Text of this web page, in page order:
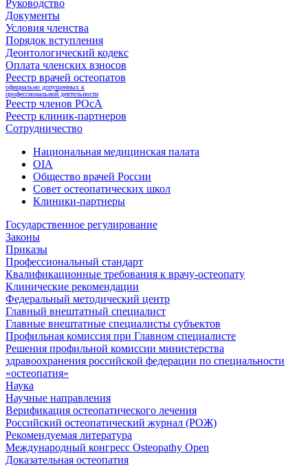
Руководство
Документы
Условия членства
Порядок вступления
Деонтологический кодекс
Оплата членских взносов
Реестр врачей остеопатов
официально допущенных к
профессиональной деятельности
Реестр членов РОсА
Реестр клиник-партнеров
Сотрудничество
Национальная медицинская палата
OIA
Общество врачей России
Совет остеопатических школ
Клиники-партнеры
Государственное регулирование
Законы
Приказы
Профессиональный стандарт
Квалификационные требования к врачу-остеопату
Клинические рекомендации
Федеральный методический центр
Главный внештатный специалист
Главные внештатные специалисты субъектов
Профильная комиссия при Главном специалисте
Решения профильной комиссии министерства
здравоохранения российской федерации по специальности
«остеопатия»
Наука
Научные направления
Верификация остеопатического лечения
Российский остеопатический журнал (РОЖ)
Рекомендуемая литература
Международный конгресс Osteopathy Open
Доказательная остеопатия